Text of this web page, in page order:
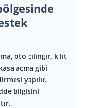
oto çilingir, kilit
açma gibi
yapılır.
bilgisini